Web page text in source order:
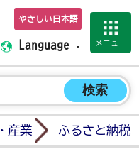
那須烏山市ホーム
やさしい日本語
Language メニュー
産業 ふるさと納税